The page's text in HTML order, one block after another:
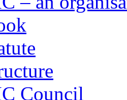
Council